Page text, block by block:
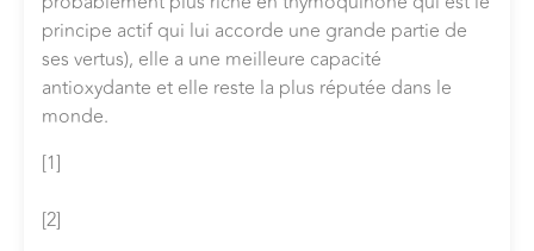
principe actif qui lui accorde une grande partie de
ses vertus), elle a une meilleure capacité
antioxydante et elle reste la plus réputée dans le
monde.
[1]
[2]